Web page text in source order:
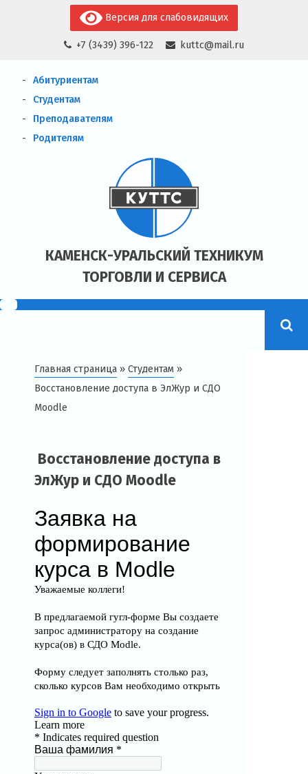
+7 (3439) 396-122 kuttc@mail.ru
Версия для слабовидящих
КАМЕНСК-УРАЛЬСКИЙ ТЕХНИКУМ
ТОРГОВЛИ И СЕРВИСА
Абитуриентам
Студентам
Преподавателям
Родителям
Главная страница » Студентам »
Восстановление доступа в ЭлЖур и СДО
Moodle
Восстановление доступа в
ЭлЖур и СДО Moodle